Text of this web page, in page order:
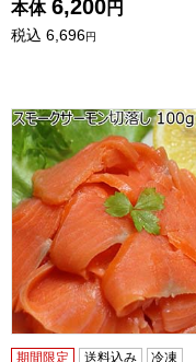
本体 6,200円
税込 6,696円
スモークサーモン切落
期間限定 送料込み 冷凍